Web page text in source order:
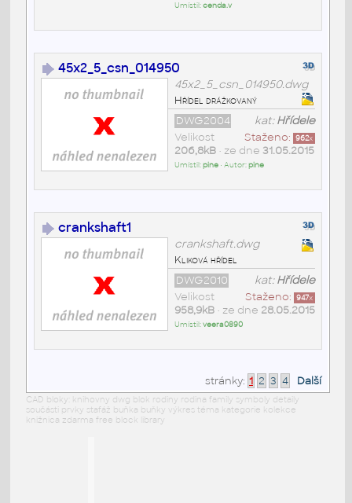
Umístil:cenda.v
45x2_5_csn_014950
45x2_5_csn_014950.dwg
Hřídel drážkovaný
kat:Hřídele
DWG2004
Staženo: 962x
Velikost
206,8kB• ze dne 31.05.2015
Umístil:pine• Autor:pine
crankshaft1
crankshaft.dwg
Kliková hřídel
kat:Hřídele
DWG2010
Staženo: 947x
Velikost
958,9kB• ze dne 28.05.2015
Umístil:veera0890
stránky: 1 2 3 4 Další
CAD bloky: knihovny dwg blok rodiny rodina family symboly detaily
součásti prvky stafáž buňka buňky výkres téma kategorie kolekce
knižnica zdarma free block library